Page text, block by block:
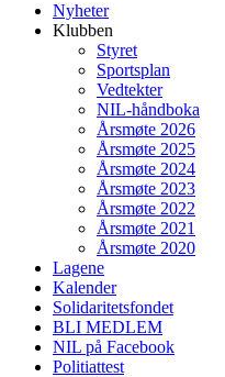
Nyheter
Klubben
Styret
Sportsplan
Vedtekter
NIL-håndboka
Årsmøte 2026
Årsmøte 2025
Årsmøte 2024
Årsmøte 2023
Årsmøte 2022
Årsmøte 2021
Årsmøte 2020
Lagene
Kalender
Solidaritetsfondet
BLI MEDLEM
NIL på Facebook
Politiattest